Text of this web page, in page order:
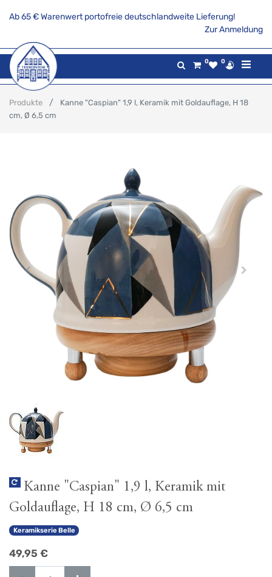
Ab 65 € Warenwert portofreie deutschlandweite Lieferung!
Zur Anmeldung
0 0
Produkte
Kanne "Caspian" 1,9 l, Keramik mit Goldauflage, H 18
cm, Ø 6,5 cm
Kanne "Caspian" 1,9 l, Keramik mit
Goldauflage, H 18 cm, Ø 6,5 cm
Keramikserie Belle
49,95 €